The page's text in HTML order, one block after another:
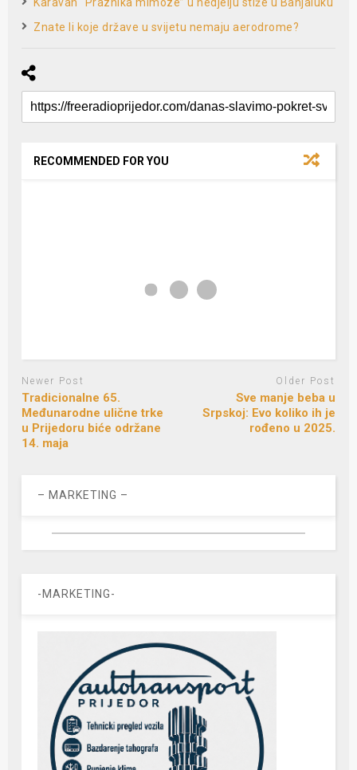
Karavan “Praznika mimoze” u nedjelju stiže u Banjaluku
Znate li koje države u svijetu nemaju aerodrome?
RECOMMENDED FOR YOU
Newer Post
Tradicionalne 65.
Međunarodne ulične trke
u Prijedoru biće održane
14. maja
Older Post
Sve manje beba u
Srpskoj: Evo koliko ih je
rođeno u 2025.
– MARKETING –
-MARKETING-